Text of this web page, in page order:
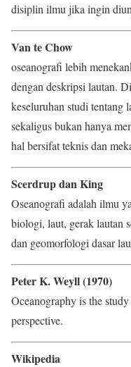
disiplin ilmu jika ingin
Van te Chow
oseanografi lebih
dengan deskripsi lautan.
keseluruhan studi tentang
sekaligus bukan hanya
hal bersifat teknis dan
Scerdrup dan King
Oseanografi adalah ilmu
biologi, laut, gerak lautan
dan geomorfologi dasar
Peter K. Weyll (1970)
Oceanography is the
perspective.
Wikipedia